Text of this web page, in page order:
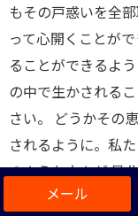
もその戸惑いを全
って心開くことが
ることができるよ
の中で生かされる
さい。 どうかその
されるように。 私
のような方々が 是
て 祈り続け、